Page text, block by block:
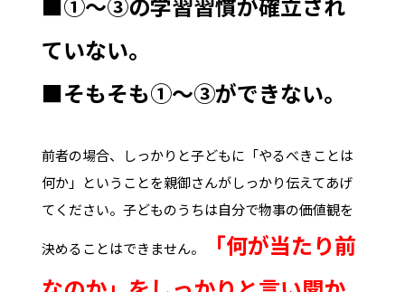
ていない。
■そもそも①～③ができない。
前者の場合、しっかりと子どもに「やるべきことは
何か」ということを親御さんがしっかり伝えてあげ
てください。子どものうちは自分で物事の価値観を
決めることはできません。
「何が当たり前